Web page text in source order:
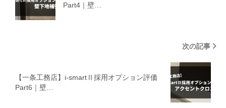
Part4｜壁…
次の記事
【一条工務店】i-smartⅡ採用オプション評価
Part6｜壁…